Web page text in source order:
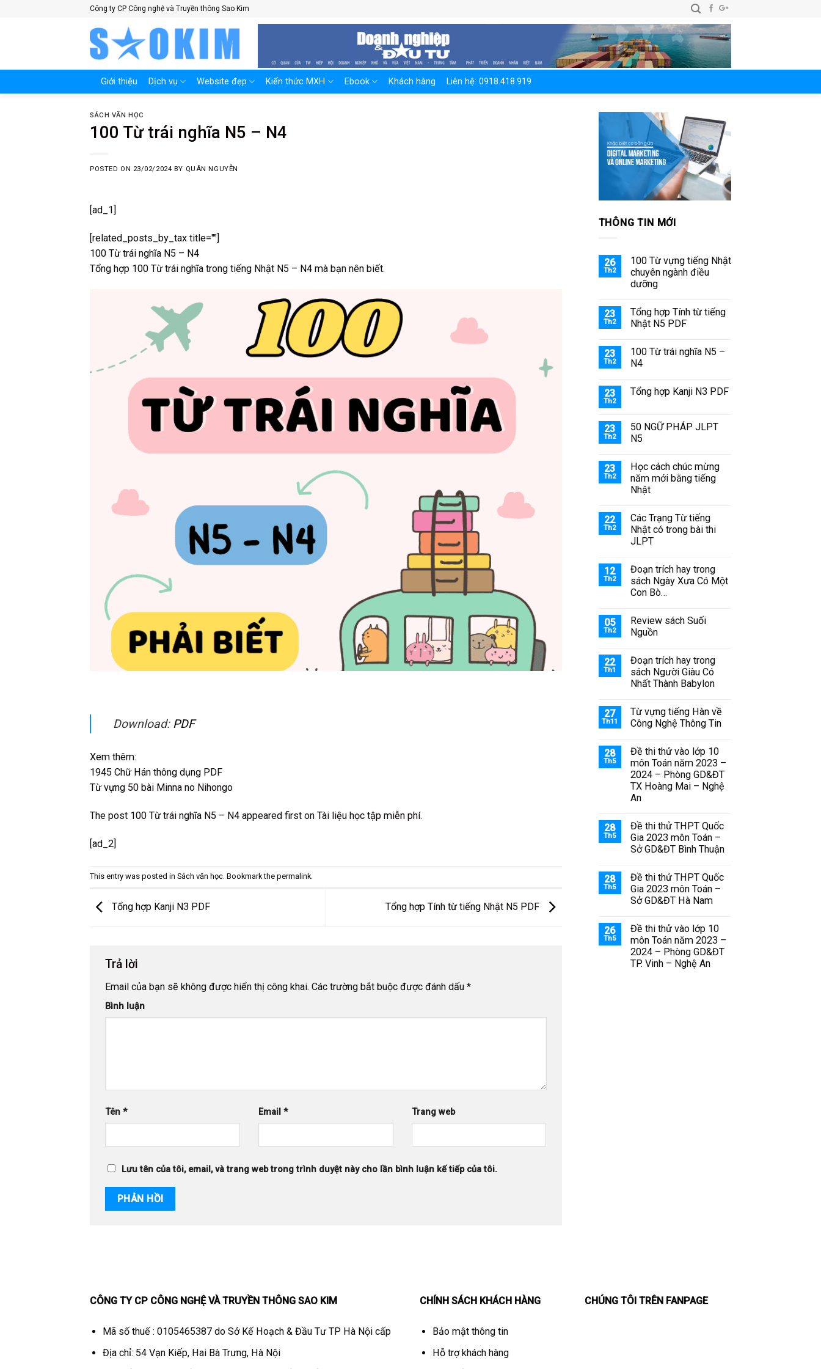
Công ty CP Công nghệ và Truyền thông Sao Kim
Giới thiệu Dịch vụ Website đẹp Kiến thức MXH Ebook Khách hàng Liên hệ: 0918.418.919
SÁCH VĂN HỌC
100 Từ trái nghĩa N5 – N4
POSTED ON 23/02/2024 BY QUÂN NGUYỄN
[ad_1]
[related_posts_by_tax title=""]
100 Từ trái nghĩa N5 – N4
Tổng hợp 100 Từ trái nghĩa trong tiếng Nhật N5 – N4 mà bạn nên biết.
Download: PDF
Xem thêm:
1945 Chữ Hán thông dụng PDF
Từ vựng 50 bài Minna no Nihongo
The post 100 Từ trái nghĩa N5 – N4 appeared first on Tài liệu học tập miễn phí.
[ad_2]
This entry was posted in Sách văn học. Bookmark the permalink.
Tổng hợp Kanji N3 PDF Tổng hợp Tính từ tiếng Nhật N5 PDF
Trả lời
Email của bạn sẽ không được hiển thị công khai. Các trường bắt buộc được đánh dấu *
Bình luận
Tên * Email * Trang web
Lưu tên của tôi, email, và trang web trong trình duyệt này cho lần bình luận kế tiếp của tôi.
THÔNG TIN MỚI
26
Th2
100 Từ vựng tiếng Nhật
chuyên ngành điều
dưỡng
23
Th2
Tổng hợp Tính từ tiếng
Nhật N5 PDF
23
Th2
100 Từ trái nghĩa N5 –
N4
23
Th2
Tổng hợp Kanji N3 PDF
23
Th2
50 NGỮ PHÁP JLPT
N5
23
Th2
Học cách chúc mừng
năm mới bằng tiếng
Nhật
22
Th2
Các Trạng Từ tiếng
Nhật có trong bài thi
JLPT
12
Th2
Đoạn trích hay trong
sách Ngày Xưa Có Một
Con Bò…
05
Th2
Review sách Suối
Nguồn
22
Th1
Đoạn trích hay trong
sách Người Giàu Có
Nhất Thành Babylon
27
Th11
Từ vựng tiếng Hàn về
Công Nghệ Thông Tin
28
Th5
Đề thi thử vào lớp 10
môn Toán năm 2023 –
2024 – Phòng GD&ĐT
TX Hoàng Mai – Nghệ
An
28
Th5
Đề thi thử THPT Quốc
Gia 2023 môn Toán –
Sở GD&ĐT Bình Thuận
28
Th5
Đề thi thử THPT Quốc
Gia 2023 môn Toán –
Sở GD&ĐT Hà Nam
26
Th5
Đề thi thử vào lớp 10
môn Toán năm 2023 –
2024 – Phòng GD&ĐT
TP. Vinh – Nghệ An
CÔNG TY CP CÔNG NGHỆ VÀ TRUYỀN THÔNG SAO KIM
Mã số thuế : 0105465387 do Sở Kế Hoạch & Đầu Tư TP Hà Nội cấp
Địa chỉ: 54 Vạn Kiếp, Hai Bà Trưng, Hà Nội
CHÍNH SÁCH KHÁCH HÀNG
Bảo mật thông tin
Hỗ trợ khách hàng
CHÚNG TÔI TRÊN FANPAGE